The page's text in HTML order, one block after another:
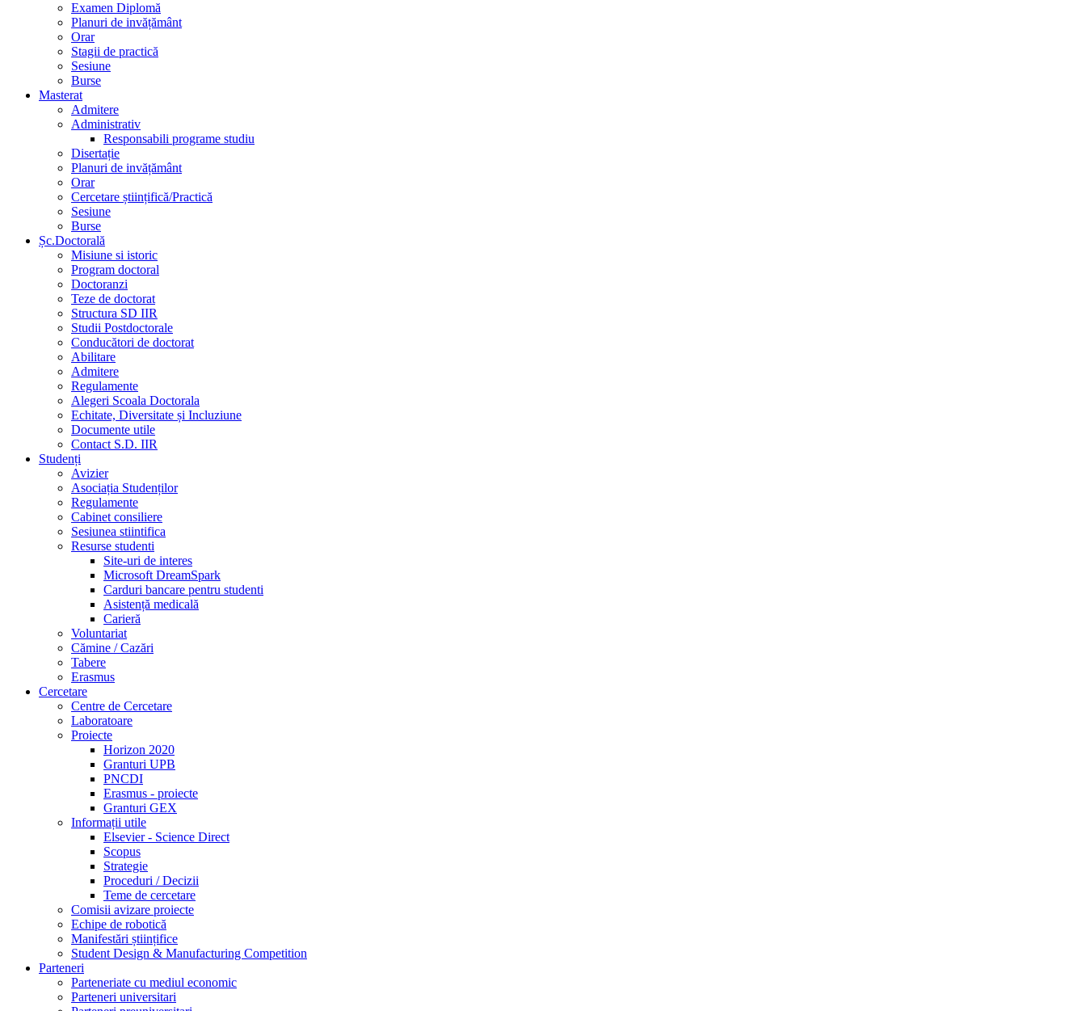
Examen Diplomă
Planuri de invățământ
Orar
Stagii de practică
Sesiune
Burse
Masterat
Admitere
Administrativ
Responsabili programe studiu
Disertație
Planuri de invățământ
Orar
Cercetare științifică/Practică
Sesiune
Burse
Șc.Doctorală
Misiune si istoric
Program doctoral
Doctoranzi
Teze de doctorat
Structura SD IIR
Studii Postdoctorale
Conducători de doctorat
Abilitare
Admitere
Regulamente
Alegeri Scoala Doctorala
Echitate, Diversitate și Incluziune
Documente utile
Contact S.D. IIR
Studenți
Avizier
Asociația Studenților
Regulamente
Cabinet consiliere
Sesiunea stiintifica
Resurse studenti
Site-uri de interes
Microsoft DreamSpark
Carduri bancare pentru studenti
Asistență medicală
Carieră
Voluntariat
Cămine / Cazări
Tabere
Erasmus
Cercetare
Centre de Cercetare
Laboratoare
Proiecte
Horizon 2020
Granturi UPB
PNCDI
Erasmus - proiecte
Granturi GEX
Informații utile
Elsevier - Science Direct
Scopus
Strategie
Proceduri / Decizii
Teme de cercetare
Comisii avizare proiecte
Echipe de robotică
Manifestări științifice
Student Design & Manufacturing Competition
Parteneri
Parteneriate cu mediul economic
Parteneri universitari